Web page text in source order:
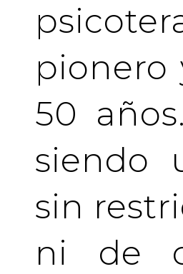
50
siendo
sin
ni de